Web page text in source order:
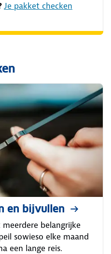
Je pakket checken
en bijvullen
belangrijke
sowieso elke maand
een lange reis.